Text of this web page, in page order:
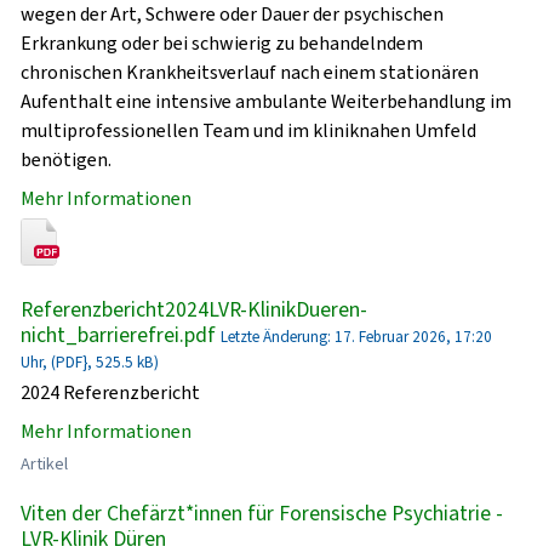
wegen der Art, Schwere oder Dauer der psychischen
Erkrankung oder bei schwierig zu behandelndem
chronischen Krankheitsverlauf nach einem stationären
Aufenthalt eine intensive ambulante Weiterbehandlung im
multiprofessionellen Team und im kliniknahen Umfeld
benötigen.
Mehr Informationen
Referenzbericht2024LVR-KlinikDueren-
nicht_barrierefrei.pdf Letzte Änderung: 17. Februar 2026, 17:20
Uhr, (PDF}, 525.5 kB)
2024 Referenzbericht
Mehr Informationen
Artikel
Viten der Chefärzt*innen für Forensische Psychiatrie -
LVR-Klinik Düren